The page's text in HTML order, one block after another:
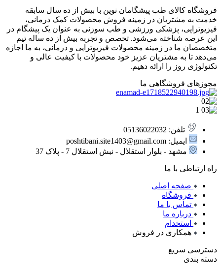
فروشگاه کالای طب پیشگامان نوین با بیش از ده سال سابقه
خدمت به مشتریان در زمینه فروش محصولات کمک درمانی،
فیزیوتراپی، پزشکی ورزشی و طب سوزنی به عنوان یک پیشگام در
این عرصه شناخته می‌شود. تخصص و تجربه بیش از ده ساله تیم
متخصصان ما در زمینه محصولات فیزیوتراپی و درمانی، به ما اجازه
می‌دهد تا به مشتریان عزیز خود محصولات با کیفیت عالی و
تکنولوژی روز را ارائه دهیم.
مجوزهای فروشگاهی ما
تلفن: 05136022032
ایمیل: poshtibani.site1403@gmail.com
مشهد - بلوار استقلال - نبش استقلال 7 - پلاک 37
راه ارتباطی با ما
صفحه اصلی
فروشگاه
تماس با ما
درباره ما
استخدام
همکاری در فروش
دسترسی سریع
دسته بندی